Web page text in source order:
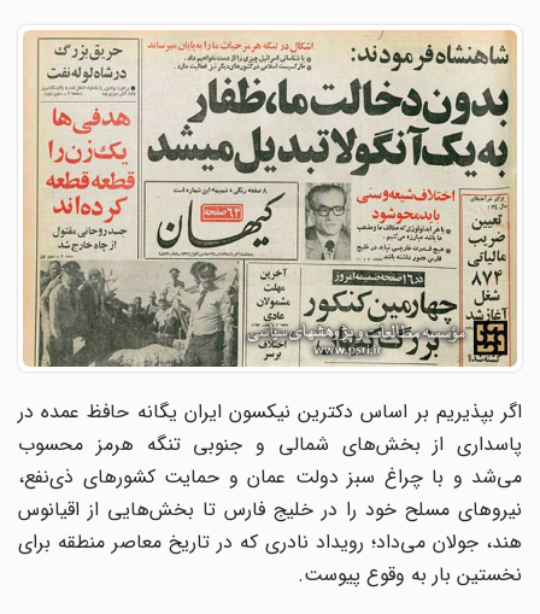
اگر بپذیریم بر اساس دکترین نیکسون ایران یگانه حافظ عمده در
پاسداری از بخش‌های شمالی و جنوبی تنگه هرمز محسوب
می‌شد و با چراغ سبز دولت عمان و حمایت کشورهای ذی‌نفع،
نیروهای مسلح خود را در خلیج فارس تا بخش‌هایی از اقیانوس
هند، جولان می‌داد؛ رویداد نادری که در تاریخ معاصر منطقه برای
نخستین بار به وقوع پیوست.